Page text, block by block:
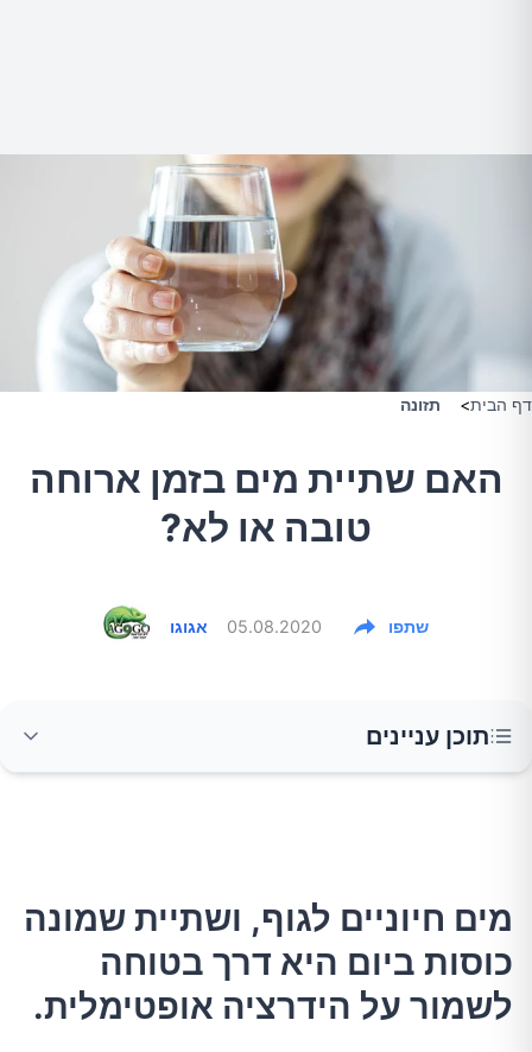
דף הבית> תזונה
האם שתיית מים בזמן ארוחה
טובה או לא?
אגוגו 05.08.2020 שתפו
תוכן עניינים
מים ומערכת העיכול
מים וספיגת חומרים מזינים
מים וירידה במשקל
מים חיוניים לגוף, ושתיית שמונה
כוסות ביום היא דרך בטוחה
לשמור על הידרציה אופטימלית.